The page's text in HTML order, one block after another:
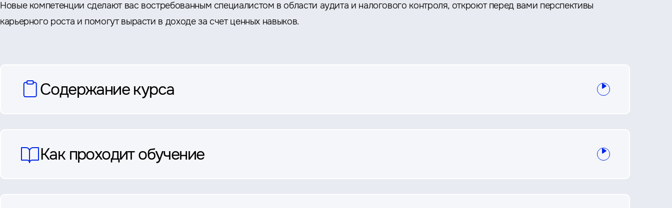
Новые компетенции сделают вас востребованным специалистом в области аудита и налогового контроля, откроют перед вами перспективы
карьерного роста и помогут вырасти в доходе за счет ценных навыков.
вопросы
Содержание курса
Как проходит обучение